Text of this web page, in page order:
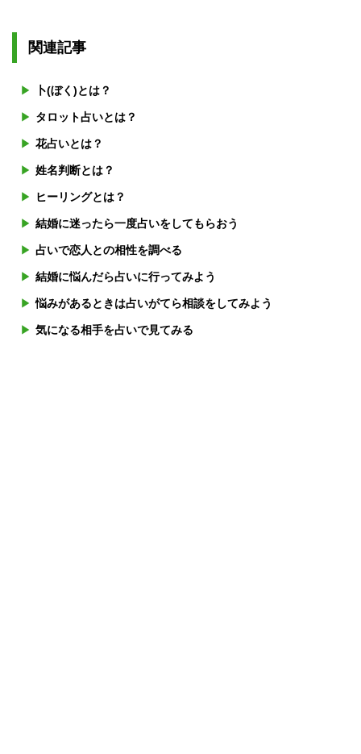
関連記事
卜(ぼく)とは？
タロット占いとは？
花占いとは？
姓名判断とは？
ヒーリングとは？
結婚に迷ったら一度占いをしてもらおう
占いで恋人との相性を調べる
結婚に悩んだら占いに行ってみよう
悩みがあるときは占いがてら相談をしてみよう
気になる相手を占いで見てみる